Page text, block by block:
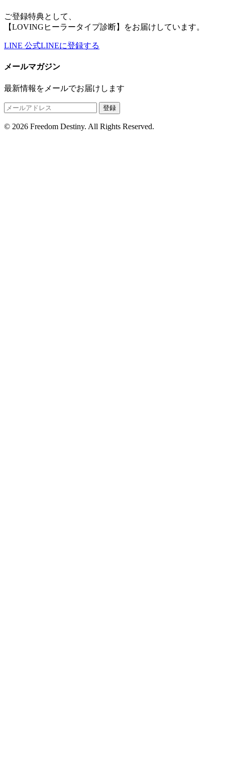
ご登録特典として、
【LOVINGヒーラータイプ診断】をお届けしています。
LINE 公式LINEに登録する
メールマガジン
最新情報をメールでお届けします
登録
© 2026 Freedom Destiny. All Rights Reserved.